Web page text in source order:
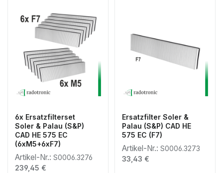
6x Ersatzfilterset
Soler & Palau (S&P)
CAD HE 575 EC
(6xM5+6xF7)
Artikel-Nr.: S0006.3276
Regulärer Preis:
239,45 €
Ersatzfilter Soler &
Palau (S&P) CAD HE
575 EC (F7)
Artikel-Nr.: S0006.3273
Regulärer Preis:
33,43 €